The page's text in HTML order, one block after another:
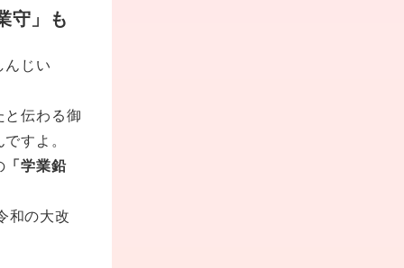
守」も
んじい
と伝わる御
すよ。
「学業鉛
和の大改